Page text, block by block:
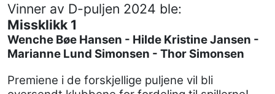
Vinner av D-puljen 2024 ble:
Missklikk 1
Wenche Bøe Hansen - Hilde Kristine Jansen -
Marianne Lund Simonsen - Thor Simonsen
Premiene i de forskjellige puljene vil bli